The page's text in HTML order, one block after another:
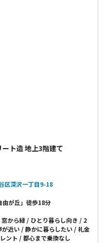
いかがでしょう。
。
ンロが1口なキッチン。。
し難しいかもしれません。
捉える事ができる方のお問い
ト造 地上3階建て
区深沢一丁目9-18
由が丘」徒歩18分
窓から緑 ひとり暮らし向き
2
が近い 静かに暮らしたい
礼金
ント
都心まで乗換なし